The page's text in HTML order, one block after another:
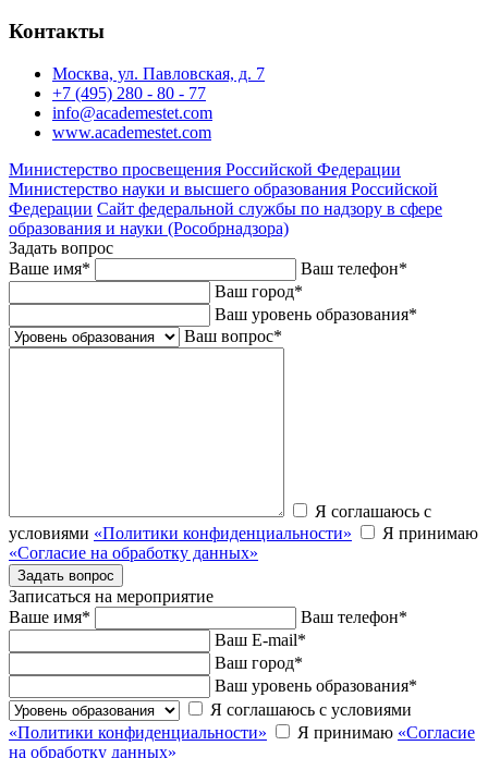
Контакты
Москва, ул. Павловская, д. 7
+7 (495) 280 - 80 - 77
info@academestet.com
www.academestet.com
Министерство просвещения Российской Федерации
Министерство науки и высшего образования Российской
Федерации Сайт федеральной службы по надзору в сфере
образования и науки (Рособрнадзора)
Задать вопрос
Ваше имя* Ваш телефон*
Ваш город*
Ваш уровень образования*
Ваш вопрос*
Я соглашаюсь с
условиями «Политики конфиденциальности»
Я принимаю
«Согласие на обработку данных»
Записаться на мероприятие
Ваше имя* Ваш телефон*
Ваш E-mail*
Ваш город*
Ваш уровень образования*
Я соглашаюсь с условиями
«Политики конфиденциальности»
Я принимаю «Согласие
на обработку данных»